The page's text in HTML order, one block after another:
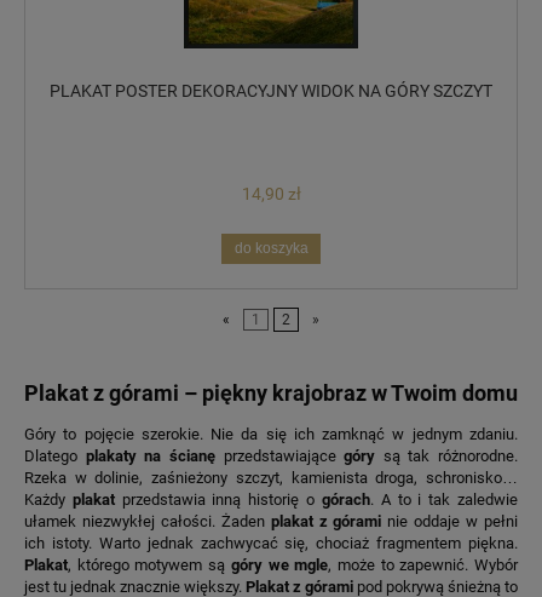
PLAKAT POSTER DEKORACYJNY WIDOK NA GÓRY SZCZYT
14,90 zł
do koszyka
« 1 2 »
Plakat z górami – piękny krajobraz w Twoim domu
Góry to pojęcie szerokie. Nie da się ich zamknąć w jednym zdaniu.
Dlatego plakaty na ścianęprzedstawiającegóry są tak różnorodne.
Rzeka w dolinie, zaśnieżony szczyt, kamienista droga, schronisko…
Każdy plakatprzedstawia inną historię o górach. A to i tak zaledwie
ułamek niezwykłej całości. Żaden plakat z górami nie oddaje w pełni
ich istoty. Warto jednak zachwycać się, chociaż fragmentem piękna.
Plakat, którego motywem są góry we mgle, może to zapewnić. Wybór
jest tu jednak znacznie większy. Plakat z górami pod pokrywą śnieżną to